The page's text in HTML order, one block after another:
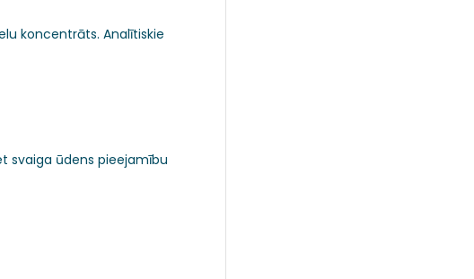
koncentrāts. Analītiskie
svaiga ūdens pieejamību